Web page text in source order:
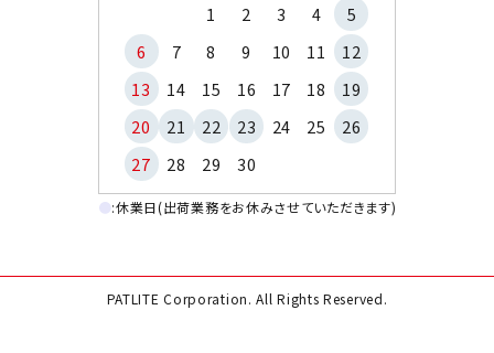
1 2 3 4
5
6
7 8 9 10 11
12
13
14 15 16 17 18
19
20
21 22 23 24 25
26
27
28 29 30
●:休業日(出荷業務をお休みさせていただきます)
PATLITE Corporation. All Rights Reserved.